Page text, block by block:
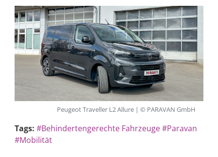
Peugeot Traveller L2 Allure | © PARAVAN GmbH
Tags: #Behindertengerechte Fahrzeuge#Paravan
#Mobilität